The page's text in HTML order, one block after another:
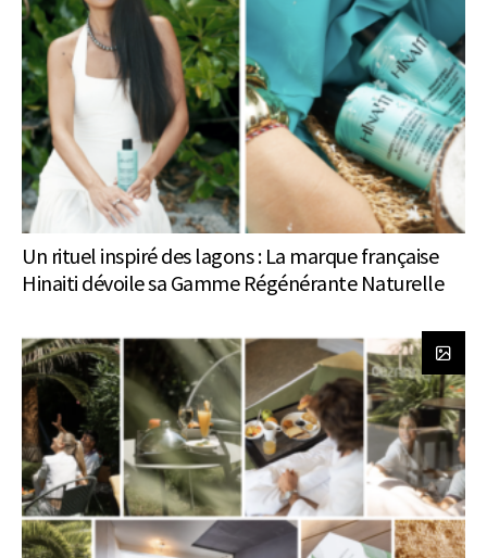
Un rituel inspiré des lagons : La marque française
Hinaiti dévoile sa Gamme Régénérante Naturelle